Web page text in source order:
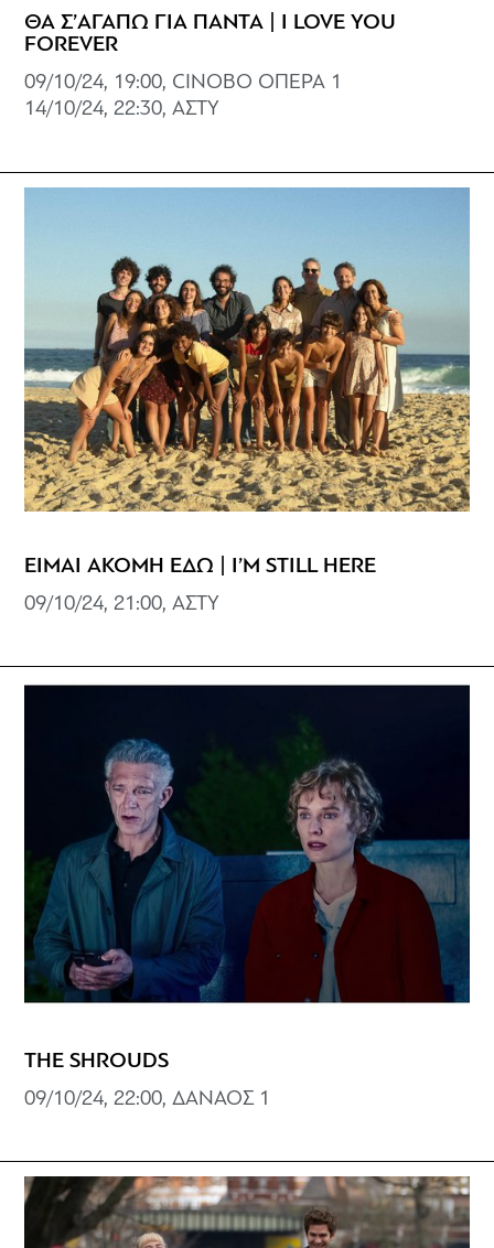
ΘΑ Σ’ΑΓΑΠΩ ΓΙΑ ΠΑΝΤΑ | I LOVE YOU
FOREVER
09/10/24, 19:00, CINOBO ΟΠΕΡΑ 1
14/10/24, 22:30, ΑΣΤΥ
ΕΙΜΑΙ ΑΚΟΜΗ ΕΔΩ | I’M STILL HERE
09/10/24, 21:00, ΑΣΤΥ
THE SHROUDS
09/10/24, 22:00, ΔΑΝΑΟΣ 1